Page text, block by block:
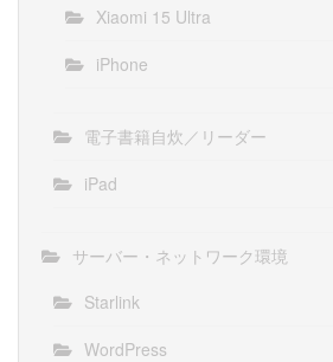
Xiaomi 15 Ultra
iPhone
電子書籍自炊／リーダー
iPad
サーバー・ネットワーク環境
Starlink
WordPress